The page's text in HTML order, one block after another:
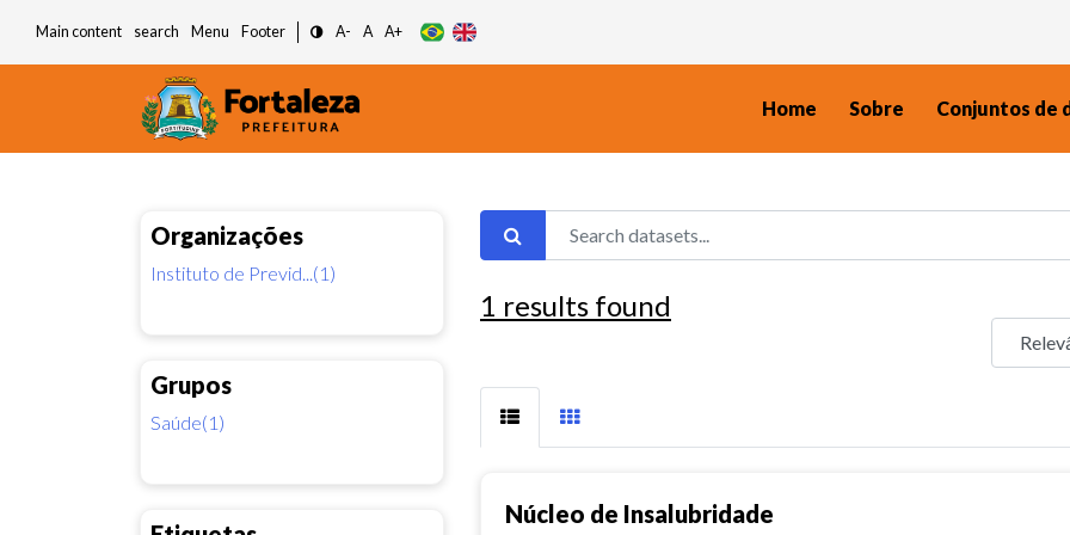
Main content search Menu Footer A- A A+
Home Sobre Conjuntos de
Organizações
Instituto de Previd...(1)
Grupos
Saúde(1)
1 results found
Núcleo de Insalubridade